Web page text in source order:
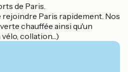
de Paris.
rejoindre Paris rapidement. Nos
chauffée ainsi qu'un
collation....)